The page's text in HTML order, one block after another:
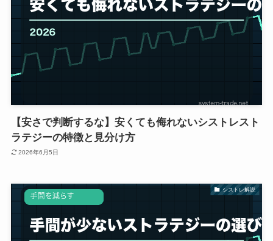
【安さで判断するな】安くても侮れないシストレスト
ラテジーの特徴と見分け方
2026年6月5日
シストレ解説